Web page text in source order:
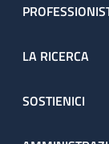
LA RICERCA
SOSTIENICI